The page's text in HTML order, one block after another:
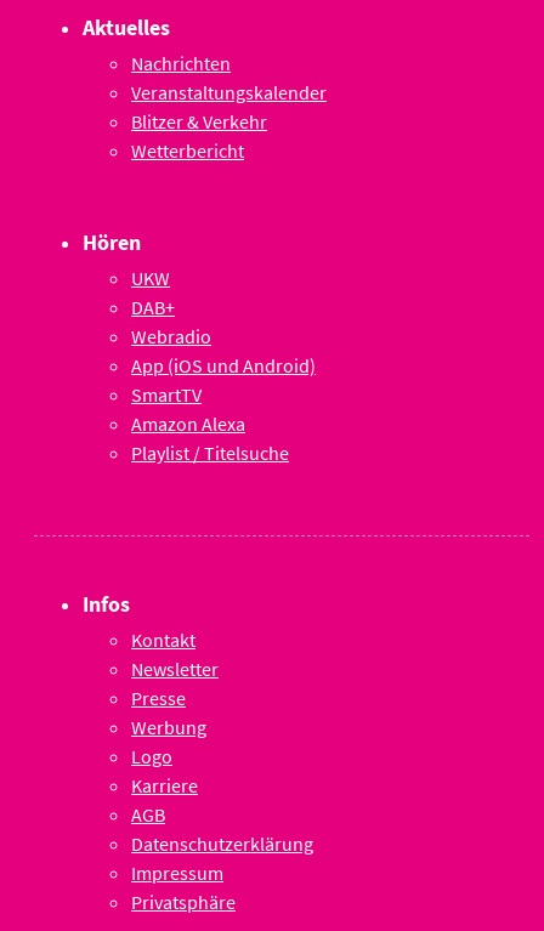
Aktuelles
Nachrichten
Veranstaltungskalender
Blitzer & Verkehr
Wetterbericht
Hören
UKW
DAB+
Webradio
App (iOS und Android)
SmartTV
Amazon Alexa
Playlist / Titelsuche
Infos
Kontakt
Newsletter
Presse
Werbung
Logo
Karriere
AGB
Datenschutzerklärung
Impressum
Privatsphäre